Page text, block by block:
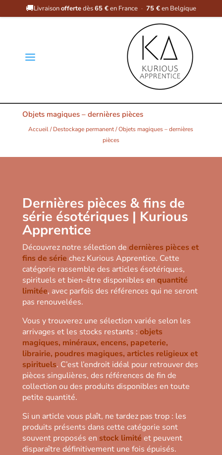
🚚Livraisonoffertedès65 €en France · 75 €en Belgique
a
Objets magiques – dernières pièces
Accueil/Destockage permanent/ Objets magiques – dernières
pièces
Dernières pièces & fins de
série ésotériques | Kurious
Apprentice
Découvrez notre sélection de dernières pièces et
fins de série chez Kurious Apprentice. Cette
catégorie rassemble des articles ésotériques,
spirituels et bien-être disponibles en quantité
limitée, avec parfois des références qui ne seront
pas renouvelées.
Vous y trouverez une sélection variée selon les
arrivages et les stocks restants : objets
magiques, minéraux, encens, papeterie,
librairie, poudres magiques, articles religieux et
spirituels. C’est l’endroit idéal pour retrouver des
pièces singulières, des références de fin de
collection ou des produits disponibles en toute
petite quantité.
Si un article vous plaît, ne tardez pas trop : les
produits présents dans cette catégorie sont
souvent proposés en stock limité et peuvent
disparaître définitivement une fois épuisés.